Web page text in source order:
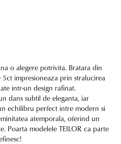
o alegere potrivita. Bratara din
impresioneaza prin stralucirea
intr-un design rafinat.
dans subtil de eleganta, iar
echilibru perfect intre modern si
atemporala, oferind un
Poarta modelele TEILOR ca parte